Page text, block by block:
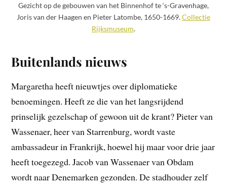
Gezicht op de gebouwen van het Binnenhof te ‘s-Gravenhage,
Joris van der Haagen en Pieter Latombe, 1650-1669.Collectie
Rijksmuseum.
Buitenlands nieuws
Margaretha heeft nieuwtjes over diplomatieke
benoemingen. Heeft ze die van het langsrijdend
prinselijk gezelschap of gewoon uit de krant? Pieter van
Wassenaer, heer van Starrenburg, wordt vaste
ambassadeur in Frankrijk, hoewel hij maar voor drie jaar
heeft toegezegd. Jacob van Wassenaer van Obdam
wordt naar Denemarken gezonden. De stadhouder zelf